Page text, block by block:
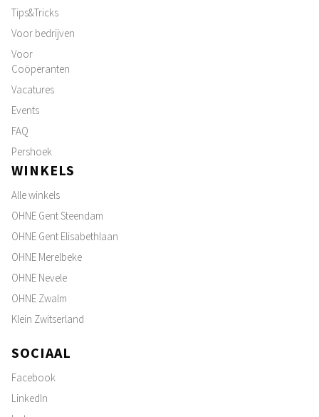
Tips&Tricks
Voor bedrijven
Voor
Coöperanten
Vacatures
Events
FAQ
Pershoek
WINKELS
Alle winkels
OHNE Gent Steendam
OHNE Gent Elisabethlaan
OHNE Merelbeke
OHNE Nevele
OHNE Zwalm
Klein Zwitserland
SOCIAAL
Facebook
LinkedIn